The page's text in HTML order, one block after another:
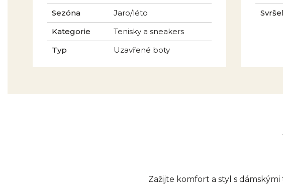
Sezóna
Jaro/léto
Kategorie
Tenisky a sneakers
Typ
Uzavřené boty
Zažijte komfort a styl s